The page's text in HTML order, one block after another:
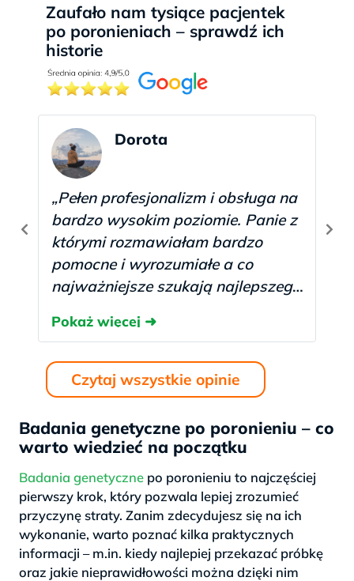
Zaufało nam tysiące pacjentek
po poronieniach – sprawdź ich
historie
Dorota
„Pełen profesjonalizm i obsługa na
bardzo wysokim poziomie. Panie z
którymi rozmawiałam bardzo
pomocne i wyrozumiałe a co
najważniejsze szukają najlepszego
laboratorium i zasugerowaniu
dowiedziałam się co mi jest
jednocześnie oszczędzając przy
tym czas i pieniądze. Z całego
serca polecam laboratorium
każdemu kto potrzebuje pomocy i
badań genetycznych ❤️”
Czytaj wszystkie opinie
Badania genetyczne po poronieniu – co
warto wiedzieć na początku
Badania genetyczne po poronieniu to najczęściej
pierwszy krok, który pozwala lepiej zrozumieć
przyczynę straty. Zanim zdecydujesz się na ich
wykonanie, warto poznać kilka praktycznych
informacji – m.in. kiedy najlepiej przekazać próbkę
oraz jakie nieprawidłowości można dzięki nim